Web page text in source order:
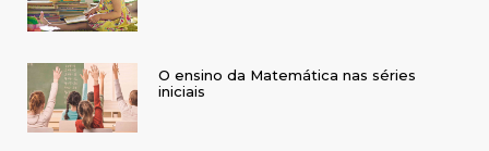
O ensino da Matemática nas séries
iniciais